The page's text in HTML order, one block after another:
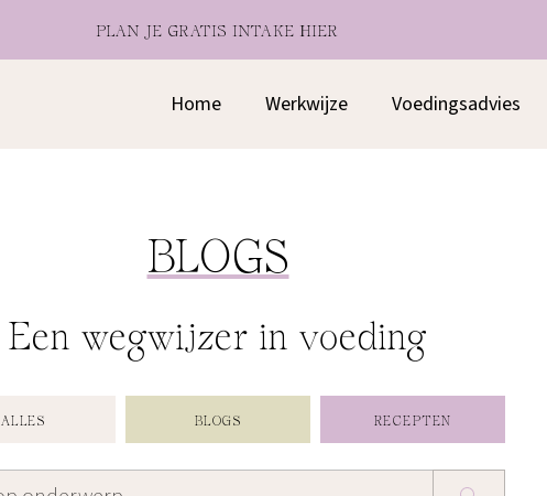
PLAN JE GRATIS INTAKE HIER
Home Werkwijze Voedingsadvies
BLOGS
Een wegwijzer in voeding
ALLES BLOGS RECEPTEN